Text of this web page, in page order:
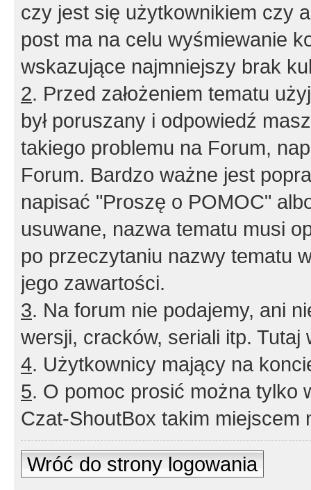
czy jest się użytkownikiem czy
post ma na celu wyśmiewanie
wskazujące najmniejszy brak
2. Przed założeniem tematu
był poruszany i odpowiedź
takiego problemu na Forum,
Forum. Bardzo ważne jest
napisać "Proszę o POMOC"
usuwane, nazwa tematu musi
po przeczytaniu nazwy tematu
jego zawartości.
3. Na forum nie podajemy, ani
wersji, cracków, seriali itp. Tutaj
4. Użytkownicy mający na
5. O pomoc prosić można tylko
Czat-ShoutBox takim miejscem
Wróć do strony logowania